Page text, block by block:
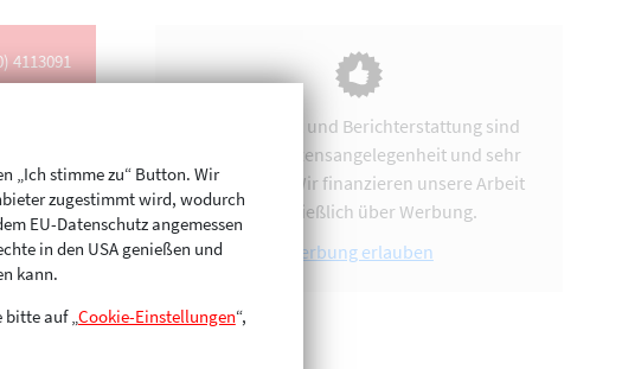
4113091
Vereinsarbeit und Berichterstattung sind
uns eine Herzensangelegenheit und sehr
zeitintensiv. Wir finanzieren unsere Arbeit
ausschließlich über Werbung.
Werbung erlauben
„Ich stimme zu“ Button. Wir
zugestimmt wird, wodurch
EU-Datenschutz angemessen
in den USA genießen und
kann.
bitte auf „Cookie-Einstellungen“,